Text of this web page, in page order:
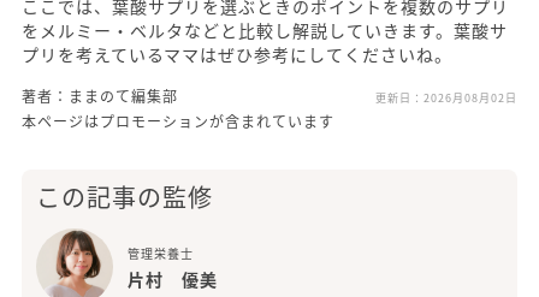
ここでは、葉酸サプリを選ぶときのポイントを複数のサプリ
をメルミー・ベルタなどと比較し解説していきます。葉酸サ
プリを考えているママはぜひ参考にしてくださいね。
著者：ままのて編集部 更新日： 2026月08月02日
本ページはプロモーションが含まれています
この記事の監修
管理栄養士
片村 優美